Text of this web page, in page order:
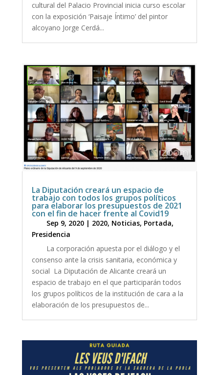
cultural del Palacio Provincial inicia curso escolar
con la exposición ‘Paisaje Íntimo’ del pintor
alcoyano Jorge Cerdá...
La Diputación creará un espacio de
trabajo con todos los grupos políticos
para elaborar los presupuestos de 2021
con el fin de hacer frente al Covid19
Sep 9, 2020| 2020, Noticias, Portada,
Presidencia
La corporación apuesta por el diálogo y el
consenso ante la crisis sanitaria, económica y
social La Diputación de Alicante creará un
espacio de trabajo en el que participarán todos
los grupos políticos de la institución de cara a la
elaboración de los presupuestos de...